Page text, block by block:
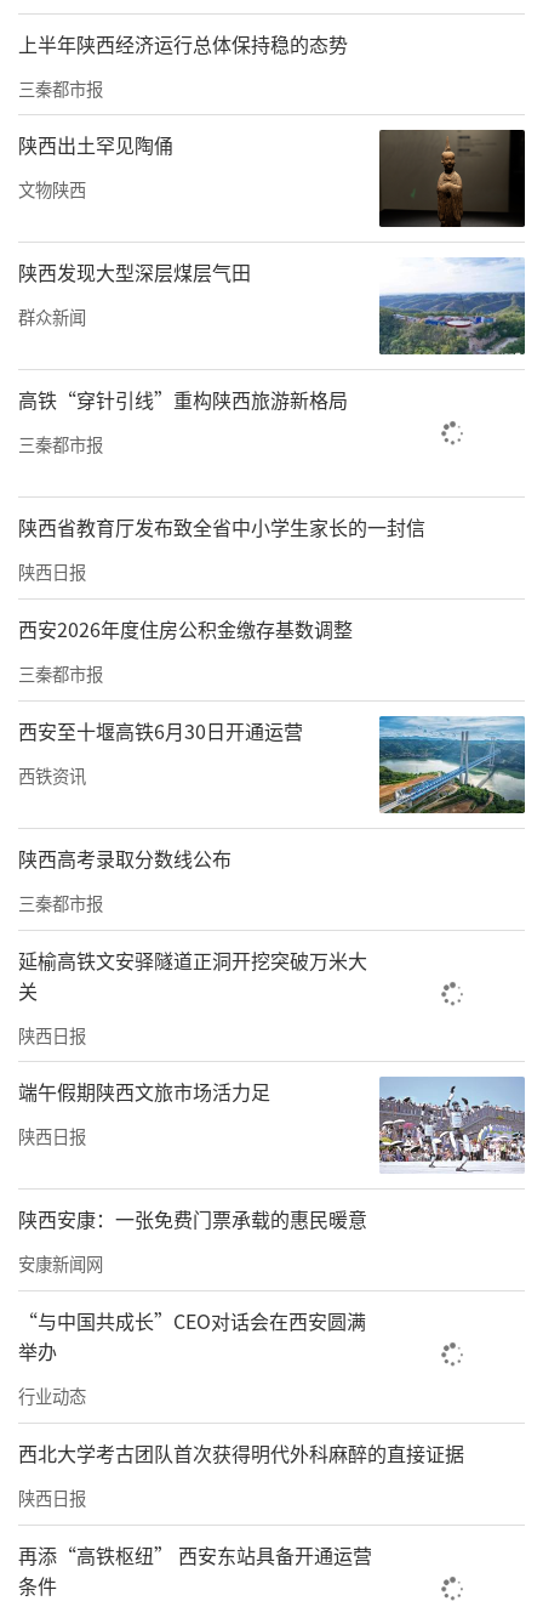
上半年陕西经济运行总体保持稳的态势
三秦都市报
陕西出土罕见陶俑
文物陕西
陕西发现大型深层煤层气田
群众新闻
高铁“穿针引线”重构陕西旅游新格局
三秦都市报
陕西省教育厅发布致全省中小学生家长的一封信
陕西日报
西安2026年度住房公积金缴存基数调整
三秦都市报
西安至十堰高铁6月30日开通运营
西铁资讯
陕西高考录取分数线公布
三秦都市报
延榆高铁文安驿隧道正洞开挖突破万米大
关
陕西日报
端午假期陕西文旅市场活力足
陕西日报
陕西安康：一张免费门票承载的惠民暖意
安康新闻网
“与中国共成长”CEO对话会在西安圆满
举办
行业动态
西北大学考古团队首次获得明代外科麻醉的直接证据
陕西日报
再添“高铁枢纽” 西安东站具备开通运营
条件